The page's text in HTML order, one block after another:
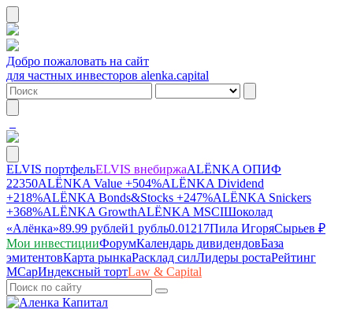
Добро пожаловать на сайт
для частных инвесторов alenka.capital
ELVIS портфельELVIS внебиржаALЁNKA ОПИФ
22350ALЁNKA Value +504%ALЁNKA Dividend
+218%ALЁNKA Bonds&Stocks +247%ALЁNKA Snickers
+368%ALЁNKA GrowthALЁNKA MSCIШоколад
«Алёнка»89.99 рублей1 рубль0.01217Пила ИгоряСырьев ₽
Мои инвестицииФорумКалендарь дивидендовБаза
эмитентовКарта рынкаРасклад силЛидеры ростаРейтинг
MCapИндексный тортLaw & Capital